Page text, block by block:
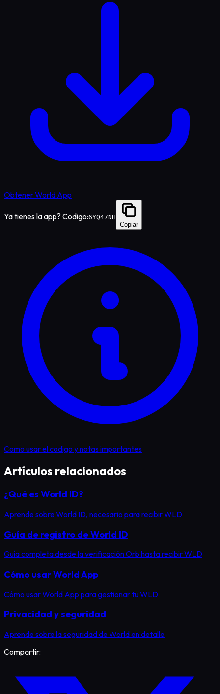
Obtener World App
Ya tienes la app? Codigo:6YQ47NH
Copiar
Como usar el codigo y notas importantes
Artículos relacionados
¿Qué es World ID?
Aprende sobre World ID, necesario para recibir WLD
Guía de registro de World ID
Guía completa desde la verificación Orb hasta recibir WLD
Cómo usar World App
Cómo usar World App para gestionar tu WLD
Privacidad y seguridad
Aprende sobre la seguridad de World en detalle
Compartir: